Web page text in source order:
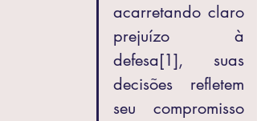
acarretando claro
prejuízo à
defesa[1], suas
decisões refletem
seu compromisso